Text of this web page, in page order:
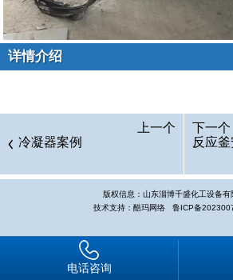
详情介绍
上一个
冷凝器案例
下一个
反应
版权信息：山东淄博千盛化工设备有
技术支持：酷玛网络 鲁ICP备
电话咨询